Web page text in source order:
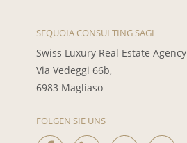
SEQUOIA CONSULTING SAGL
Swiss Luxury Real Estate Agency
Via Vedeggi 66b,
6983 Magliaso
FOLGEN SIE UNS